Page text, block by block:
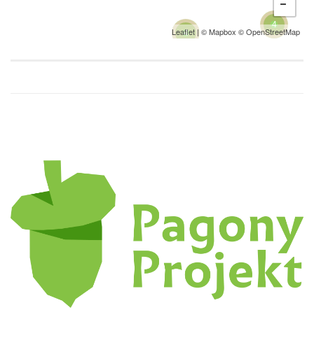
4
4
Leaflet| ©Mapbox ©OpenStreetMap